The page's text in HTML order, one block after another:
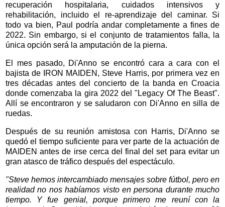
recuperación hospitalaria, cuidados intensivos y
rehabilitación, incluido el re-aprendizaje del caminar. Si
todo va bien, Paul podría andar completamente a fines de
2022. Sin embargo, si el conjunto de tratamientos falla, la
única opción será la amputación de la pierna.
El mes pasado, Di'Anno se encontró cara a cara con el
bajista de IRON MAIDEN, Steve Harris, por primera vez en
tres décadas antes del concierto de la banda en Croacia
donde comenzaba la gira 2022 del "Legacy Of The Beast".
Allí se encontraron y se saludaron con Di'Anno en silla de
ruedas.
Después de su reunión amistosa con Harris, Di'Anno se
quedó el tiempo suficiente para ver parte de la actuación de
MAIDEN antes de irse cerca del final del set para evitar un
gran atasco de tráfico después del espectáculo.
"Steve hemos intercambiado mensajes sobre fútbol, pero en
realidad no nos habíamos visto en persona durante mucho
tiempo. Y fue genial, porque primero me reuní con la